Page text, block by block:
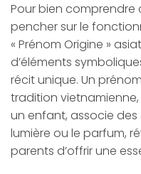
Pour bien comprendre
pencher sur le
« Prénom Origine »
d’éléments
récit unique. Un
tradition
un enfant, associe
lumière ou le parfum,
parents d’offrir une